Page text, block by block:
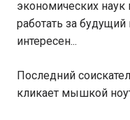
экономических
работать за
интересен...
Последний
кликает мышкой